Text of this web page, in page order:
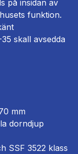
på insidan av
funktion.
skall avsedda
mm
dorndjup
SSF 3522 klass